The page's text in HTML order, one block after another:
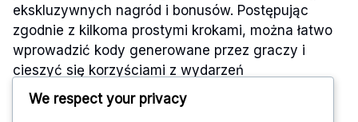
ekskluzywnych nagród i bonusów. Postępując
zgodnie z kilkoma prostymi krokami, można łatwo
wprowadzić kody generowane przez graczy i
cieszyć się korzyściami z wydarzeń
społecznościowych.
We respect your privacy